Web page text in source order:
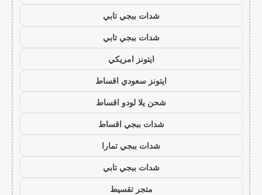
شدات ببجي تابي
شدات ببجي تابي
ايتونز امريكي
ايتونز سعودي اقساط
شحن يلا لودو اقساط
شدات ببجي اقساط
شدات ببجي تمارا
شدات ببجي تابي
متجر تقسيط